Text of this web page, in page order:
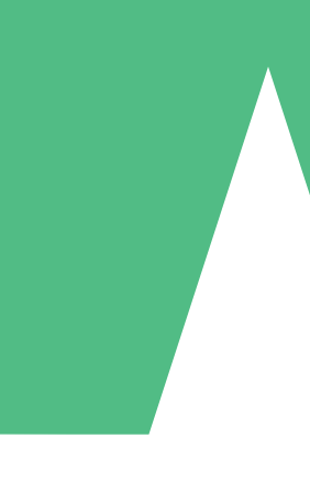
Individuella
per användning med nedladdningskrediter.
5 Nedladdningar
US$